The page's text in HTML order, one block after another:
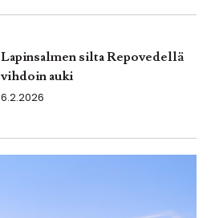
Lapinsalmen silta Repovedellä
vihdoin auki
6.2.2026